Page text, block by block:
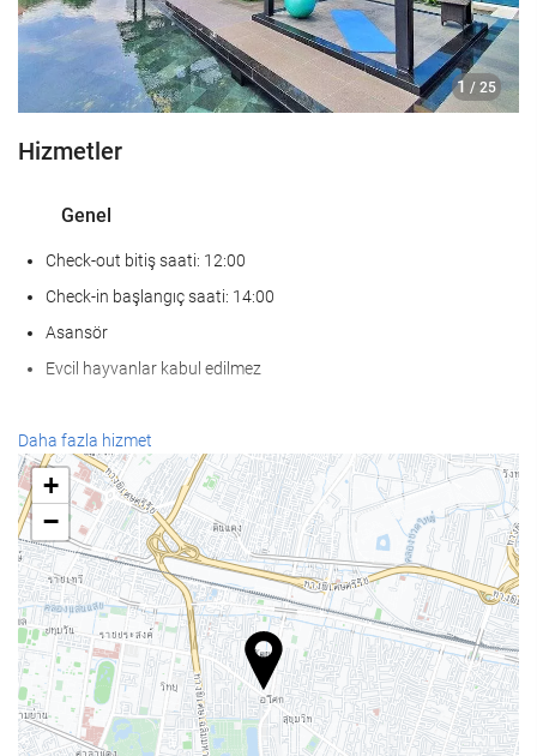
1 / 25
Hizmetler
Genel
Check-out bitiş saati: 12:00
Check-in başlangıç saati: 14:00
Asansör
Evcil hayvanlar kabul edilmez
SaÄlÄ±k
Spa
Türk hamamı/buhar banyosu
Sauna
Spor salonu
Havuz
Havuz
Çocuk havuzu
Daha fazla hizmet
+
−